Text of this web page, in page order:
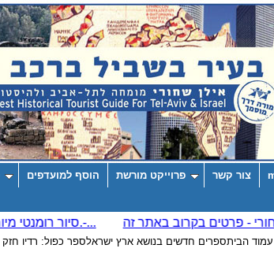
הוסף למועדפים פרוייקט מורשת צור קשר
עמוד הביתספרים חדשים בנושא ארץ ישראלספר כפול: רדיו חזק